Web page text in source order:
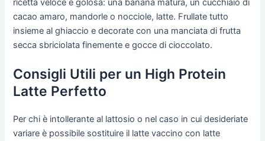
cacao amaro, mandorle o nocciole, latte. Frullate tutto
insieme al ghiaccio e decorate con una manciata di frutta
secca sbriciolata finemente e gocce di cioccolato.
Consigli Utili per un High Protein
Latte Perfetto
Per chi è intollerante al lattosio o nel caso in cui desideriate
variare è possibile sostituire il latte vaccino con latte